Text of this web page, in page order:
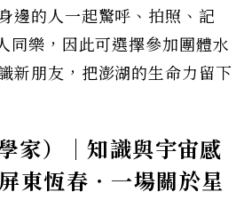
邊的人一起驚呼、拍照、記
同樂，因此可選擇參加團體水
新朋友，把澎湖的生命力留下
家）｜知識與宇宙感
東恆春‧一場關於星